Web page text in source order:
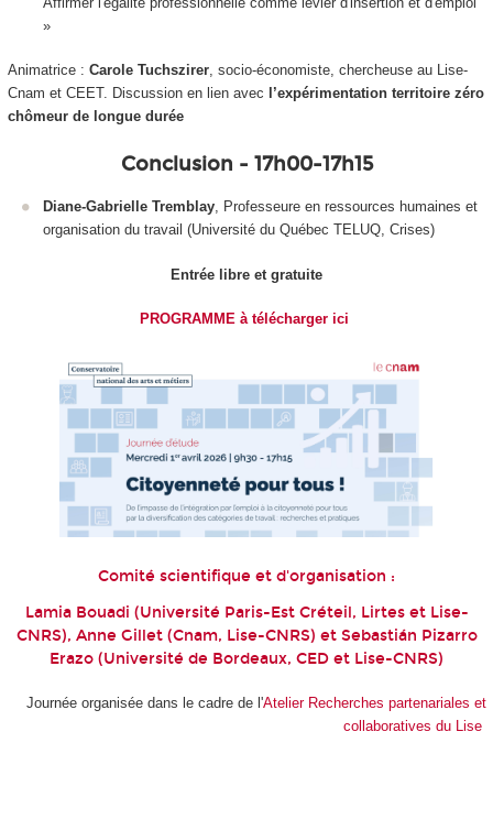
»
Animatrice : Carole Tuchszirer, socio-économiste, chercheuse au Lise-
Cnam et CEET. Discussion en lien avec l’expérimentation territoire zéro
chômeur de longue durée
Conclusion - 17h00-17h15
Diane-Gabrielle Tremblay, Professeure en ressources humaines et
organisation du travail (Université du Québec TELUQ, Crises)
Entrée libre et gratuite
PROGRAMME à télécharger ici
Comité scientifique et d'organisation :
Lamia Bouadi (Université Paris-Est Créteil, Lirtes et Lise-
CNRS), Anne Gillet (Cnam, Lise-CNRS) et Sebastián Pizarro
Erazo (Université de Bordeaux, CED et Lise-CNRS)
Journée organisée dans le cadre de l'Atelier Recherches partenariales et
collaboratives du Lise